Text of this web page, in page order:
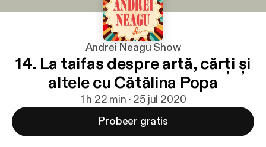
Andrei Neagu Show
14. La taifas despre artă, cărți și
altele cu Cătălina Popa
1 h 22 min · 25 jul 2020
Probeer gratis